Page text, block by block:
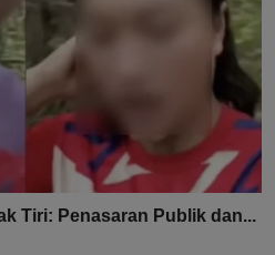
Tiri: Penasaran Publik dan...